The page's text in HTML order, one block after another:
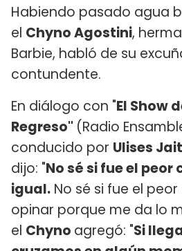
Habiendo pasado agua
el Chyno Agostini,
Barbie, habló de su
contundente.
En diálogo con "El Show
Regreso" (Radio
conducido por Ulises
dijo: "No sé si fue el
igual. No sé si fue el
opinar porque me da lo
el Chyno agregó: "Si